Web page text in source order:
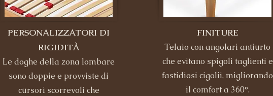
PERSONALIZZATORI DI
RIGIDITÀ
Le doghe della zona lombare
sono doppie e provviste di
cursori scorrevoli che
FINITURE
Telaio con angolari antiurto
che evitano spigoli taglienti e
fastidiosi cigolii, migliorando
il comfort a 360°.